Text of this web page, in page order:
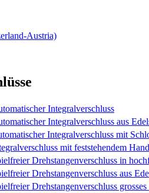
Integralverschluss
Integralverschluss aus
Integralverschluss mit
mit feststehendem
Drehstangenverschluss in
Drehstangenverschluss aus
Drehstangenverschluss